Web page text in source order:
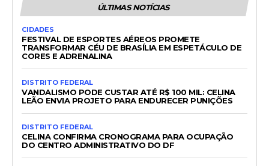
ÚLTIMAS NOTÍCIAS
CIDADES
FESTIVAL DE ESPORTES AÉREOS PROMETE
TRANSFORMAR CÉU DE BRASÍLIA EM ESPETÁCULO DE
CORES E ADRENALINA
DISTRITO FEDERAL
VANDALISMO PODE CUSTAR ATÉ R$ 100 MIL: CELINA
LEÃO ENVIA PROJETO PARA ENDURECER PUNIÇÕES
DISTRITO FEDERAL
CELINA CONFIRMA CRONOGRAMA PARA OCUPAÇÃO
DO CENTRO ADMINISTRATIVO DO DF